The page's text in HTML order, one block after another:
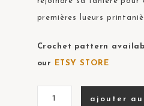
premières lueurs
Crochet pattern
our ETSY STORE
ajouter